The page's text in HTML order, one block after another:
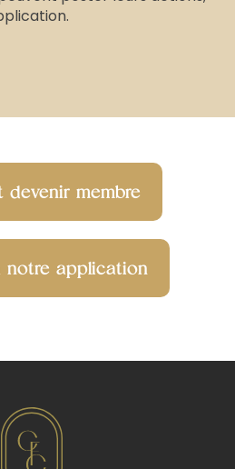
devenir membre
notre application